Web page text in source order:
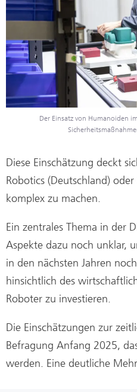
Der Einsatz von Humanoiden
Diese Einschätzung deckt
Robotics (Deutschland)
komplex zu machen.
Ein zentrales Thema in der
Aspekte dazu noch unklar,
in den nächsten Jahren
hinsichtlich des
Roboter zu investieren.
Die Einschätzungen zur
Befragung Anfang 2025,
werden. Eine deutliche